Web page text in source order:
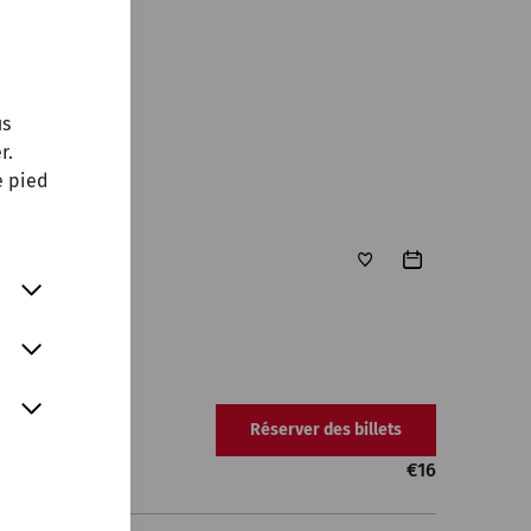
pied
Réserver des billets
€16